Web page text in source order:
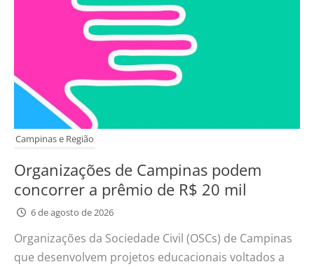
Campinas e Região
Organizações de Campinas podem
concorrer a prêmio de R$ 20 mil
6 de agosto de 2026
Organizações da Sociedade Civil (OSCs) de Campinas
que desenvolvem projetos educacionais voltados a